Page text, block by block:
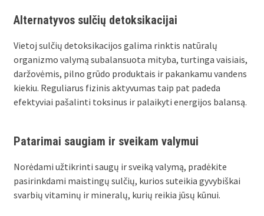
Alternatyvos sulčių detoksikacijai
Vietoj sulčių detoksikacijos galima rinktis natūralų
organizmo valymą subalansuota mityba, turtinga vaisiais,
daržovėmis, pilno grūdo produktais ir pakankamu vandens
kiekiu. Reguliarus fizinis aktyvumas taip pat padeda
efektyviai pašalinti toksinus ir palaikyti energijos balansą.
Patarimai saugiam ir sveikam valymui
Norėdami užtikrinti saugų ir sveiką valymą, pradėkite
pasirinkdami maistingų sulčių, kurios suteikia gyvybiškai
svarbių vitaminų ir mineralų, kurių reikia jūsų kūnui.